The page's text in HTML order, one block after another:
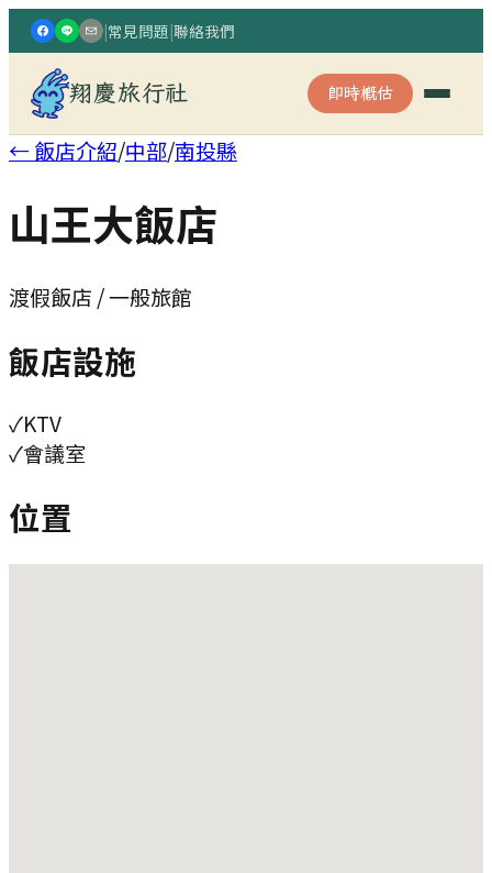
|常見問題|聯絡我們
翔慶旅行社 即時概估
← 飯店介紹/中部/南投縣
山王大飯店
渡假飯店 / 一般旅館
飯店設施
✓KTV
✓會議室
位置